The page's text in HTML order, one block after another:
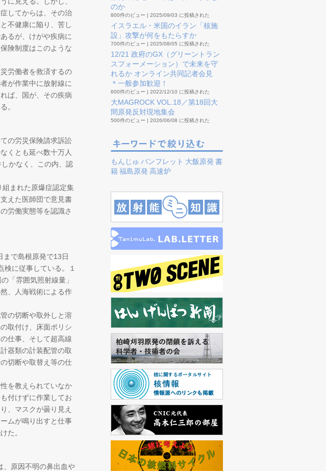
してからは、その治
不健康に陥り、苦し
るが、けがや疾病に
険制度はこのような
労働者を救済するの
が作業中に放射線に
ば、国が、その疾病
。
の労災保険請求訴訟
くとも延べ数十万人
かなく、この内、認
まれた原爆症認定集
えた医師団で意見書
労働実態等を認識さ
で島根原発で13日
に従事している。１
「雰囲気照射線量」
、人海戦術による作
の切断や取外しと溶
取付け、床面ポリシ
仕事、そして超高線
器類の計装配管の取
切断や取替え等の仕
を教えられていなか
付けずに作業してお
、マスクが曇り見え
ムが鳴り出すと仕事
た。
原因不明の鼻出血や
のか
800件のビュー | 2025/09/03 に投稿された
イスラエル・米国のイラン「核施
設」攻撃が何をもたらすか
700件のビュー | 2025/08/05 に投稿された
12/21 政府のGX（グリーントラン
スフォーメーション）で未来を守
れるか オンライン共同記者会見
＊一般参加歓迎！
600件のビュー | 2022/12/10 に投稿された
大MAGROCK VOL.18／第18回大
間原発反対現地集会
500件のビュー | 2026/06/08 に投稿された
もんじゅ パンフレット 大飯原発 書
籍福島原発 高速炉